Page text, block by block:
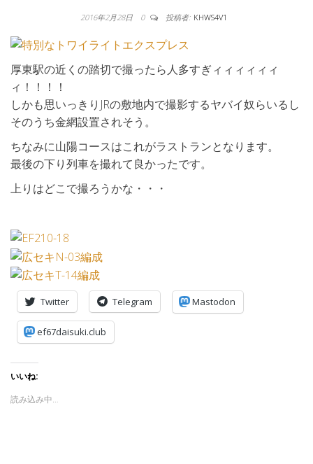
2016年2月28日 0 投稿者: KHWS4V1
厚東駅の近くの踏切で撮ったら人多すぎィィィィィィ
ィ！！！！
しかも思いっきりJRの敷地内で撮影するヤバイ奴らいるし
そのうち金網設置されそう。
ちなみに山陽コースはこれがラストランとなります。
最後の下り列車を撮れて良かったです。
上りはどこで撮ろうかな・・・
Twitter Telegram Mastodon
ef67daisuki.club
いいね:
読み込み中…